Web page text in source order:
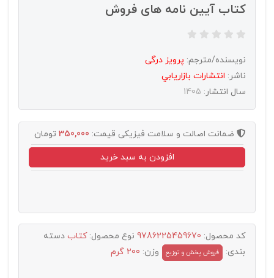
کتاب آیین نامه های فروش
نویسنده/مترجم: پرویز درگی
ناشر: انتشارات بازاريابي
سال انتشار: 1405
ضمانت اصالت و سلامت فیزیکی قیمت: 350,000 تومان
افزودن به سبد خرید
کد محصول: 9786225459670 نوع محصول:کتاب دسته
بندی:
فروش پخش و توزيع وزن: 200 گرم